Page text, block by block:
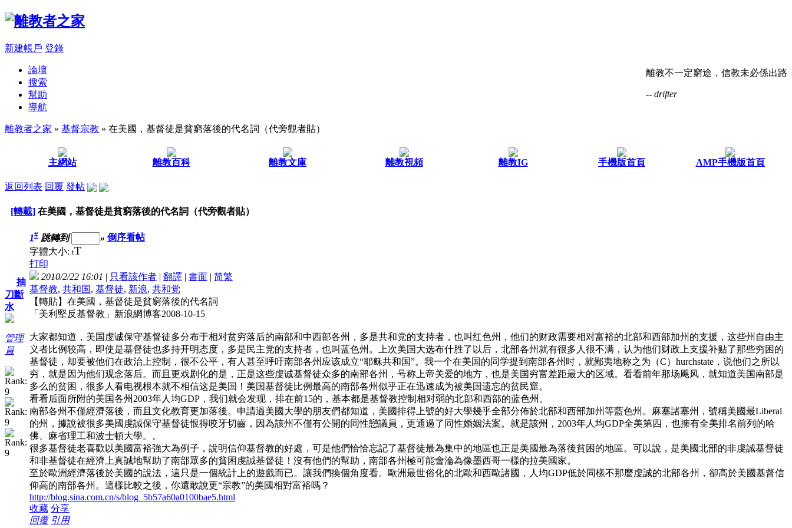
新建帳戶 登錄
離教不一定窮途，信教未必係出路
-- drifter
論壇
搜索
幫助
導航
離教者之家 » 基督宗教 » 在美國，基督徒是貧窮落後的代名詞（代旁觀者貼）
主網站 離教百科 離教文庫 離教視頻 離教IG 手機版首頁 AMP手機版首頁
返回列表 回覆 發帖
[轉載] 在美國，基督徒是貧窮落後的代名詞（代旁觀者貼）
抽
刀斷
水
管理
員
1# 跳轉到 » 倒序看帖
字體大小: tT
打印
2010/2/22 16:01 | 只看該作者 | 翻譯 | 書面 | 简繁
基督教, 共和国, 基督徒, 新浪, 共和党
【轉貼】在美國，基督徒是貧窮落後的代名詞
「美利堅反基督教」新浪網博客2008-10-15
大家都知道，美国虔诚保守基督徒多分布于相对贫穷落后的南部和中西部各州，多是共和党的支持者，也叫红色州，他们的财政需要相对富裕的北部和西部加州的支援，这些州自由主
义者比例较高，即使是基督徒也多持开明态度，多是民主党的支持者，也叫蓝色州。上次美国大选布什胜了以后，北部各州就有很多人很不满，认为他们财政上支援补贴了那些穷困的
基督徒，却要被他们在政治上控制，很不公平，有人甚至呼吁南部各州应该成立“耶稣共和国”。我一个在美国的同学提到南部各州时，就鄙夷地称之为（C）hurchstate，说他们之所以
穷，就是因为他们观念落后。而且更戏剧化的是，正是这些虔诚基督徒众多的南部各州，号称上帝关爱的地方，也是美国穷富差距最大的区域。看看前年那场飓风，就知道美国南部是
多么的贫困，很多人看电视根本就不相信这是美国！美国基督徒比例最高的南部各州似乎正在迅速成为被美国遗忘的贫民窟。
看看后面所附的美国各州2003年人均GDP，我们就会发现，排在前15的，基本都是基督教控制相对弱的北部和西部的蓝色州。
南部各州不僅經濟落後，而且文化教育更加落後。申請過美國大學的朋友們都知道，美國排得上號的好大學幾乎全部分佈於北部和西部加州等藍色州。麻塞諸塞州，號稱美國最Liberal
的州，據說被很多美國虔誠保守基督徒恨得咬牙切齒，因為該州不僅有公開的同性戀議員，更通過了同性婚姻法案。就是該州，2003年人均GDP全美第四，也擁有全美排名前列的哈
佛、麻省理工和波士頓大學。。
很多基督徒老喜歡以美國富裕強大為例子，說明信仰基督教的好處，可是他們恰恰忘記了基督徒最為集中的地區也正是美國最為落後貧困的地區。可以說，是美國北部的非虔誠基督徒
和非基督徒在經濟上真誠地幫助了南部眾多的貧困虔誠基督徒！沒有他們的幫助，南部各州極可能會淪為像墨西哥一樣的拉美國家。
至於歐洲經濟落後於美國的說法，這只是一個統計上的遊戲而已。讓我們換個角度看。歐洲最世俗化的北歐和西歐諸國，人均GDP低於同樣不那麼虔誠的北部各州，卻高於美國基督信
仰高的南部各州。這樣比較之後，你還敢說更“宗教”的美國相對富裕嗎？
http://blog.sina.com.cn/s/blog_5b57a60a0100bae5.html
收藏 分享
回覆 引用